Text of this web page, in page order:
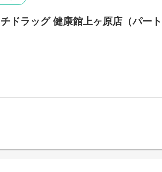
ドラッグ 健康館上ヶ原店（パート